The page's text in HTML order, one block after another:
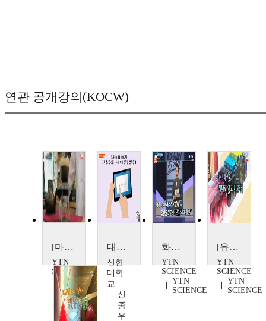
연관 공개강의(KOCW)
[마이웨이] 커피에 빠진 두 남자!
YTN
SCIENCE
대학 온라인수업 3주차, 이제 변명은 안 통한다
신한
대학
교
신
종
우
화장품 15개 바르는 남자, 김한균 대표
YTN
SCIENCE
YTN
SCIENCE
[유쾌한 과학] 남자여! 화장품 제대로 알고 바르자
YTN
SCIENCE
YTN
SCIENCE